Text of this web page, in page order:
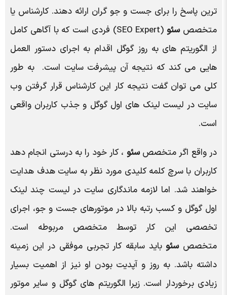
ترین پاسخ را برای جست و جو گران ارائه دهند. کارشناس یا
متخصصسئو
(SEO Expert) فردی است که با آگاهی کامل
از الگوریتم های به روز گوگل اقدام به اجرای دستور العمل
هایی می کند که نتیجه آن پیشرفت سایت است. به طور
کلی می توان گفت نتیجه کار این کارشناس قرار گرفتن وب
سایت در لیست لینک های اول گوگل و جذب کاربران واقعی
است.
در واقع اگر متخصصسئو ، کار خود را به درستی انجام دهد
کاربران با سرچ کلمه کلیدی مورد نظر به سایت هدف هدایت
خواهند شد. اما لازمه ماندگاری سایت در لیست چند لینک
اول گوگل و کسب رتبه بالا در موتورهای جست و جو، اجرای
تخصصی این کار توسط متخصص مربوطه است.
متخصصسئوباید سابقه کار تجربی موفقی در این زمینه
داشته باشد. به روز و آپدیت بودن او نیز از اهمیت بسیار
زیادی برخوردار است. زیرا الگوریتم های گوگل و سایر موتور